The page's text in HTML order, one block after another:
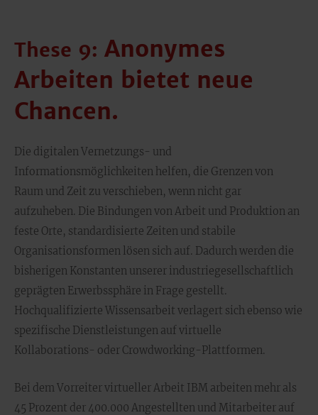
These 9: Anonymes
Arbeiten bietet neue
Chancen.
Die digitalen Vernetzungs- und
Informationsmöglichkeiten helfen, die Grenzen von
Raum und Zeit zu verschieben, wenn nicht gar
aufzuheben. Die Bindungen von Arbeit und Produktion an
feste Orte, standardisierte Zeiten und stabile
Organisationsformen lösen sich auf. Dadurch werden die
bisherigen Konstanten unserer industriegesellschaftlich
geprägten Erwerbssphäre in Frage gestellt.
Hochqualifizierte Wissensarbeit verlagert sich ebenso wie
spezifische Dienstleistungen auf virtuelle
Kollaborations- oder Crowdworking-Plattformen.
Bei dem Vorreiter virtueller Arbeit IBM arbeiten mehr als
45 Prozent der 400.000 Angestellten und Mitarbeiter auf